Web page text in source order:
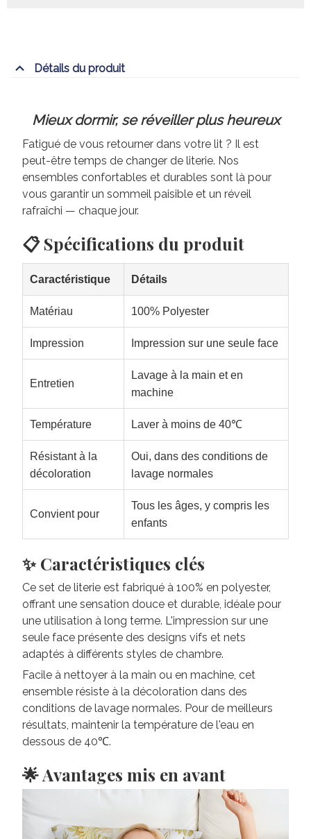
Détails du produit
Mieux dormir, se réveiller plus heureux
Fatigué de vous retourner dans votre lit ? Il est
peut-être temps de changer de literie. Nos
ensembles confortables et durables sont là pour
vous garantir un sommeil paisible et un réveil
rafraîchi — chaque jour.
📋 Spécifications du produit
Caractéristique Détails
Matériau 100% Polyester
Impression Impression sur une seule face
Entretien
Lavage à la main et en
machine
Température Laver à moins de 40℃
Résistant à la
décoloration
Oui, dans des conditions de
lavage normales
Convient pour
Tous les âges, y compris les
enfants
✨ Caractéristiques clés
Ce set de literie est fabriqué à 100% en polyester,
offrant une sensation douce et durable, idéale pour
une utilisation à long terme. L'impression sur une
seule face présente des designs vifs et nets
adaptés à différents styles de chambre.
Facile à nettoyer à la main ou en machine, cet
ensemble résiste à la décoloration dans des
conditions de lavage normales. Pour de meilleurs
résultats, maintenir la température de l'eau en
dessous de 40℃.
🌟 Avantages mis en avant